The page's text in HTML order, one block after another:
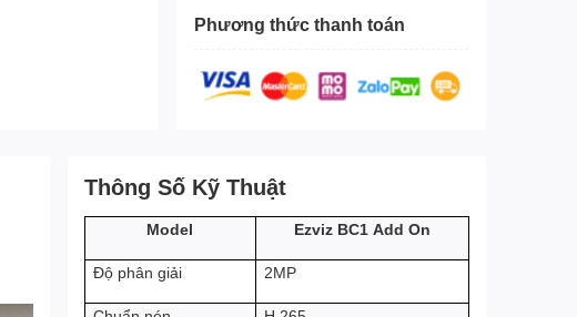
Phương thức thanh toán
Thông Số Kỹ Thuật
Model Ezviz BC1 Add On
Độ phân giải 2MP